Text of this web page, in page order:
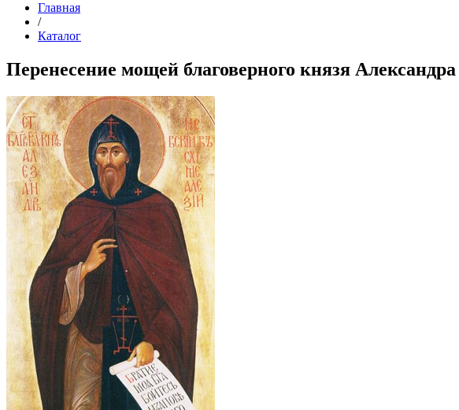
Главная
/
Каталог
Перенесение мощей благоверного князя